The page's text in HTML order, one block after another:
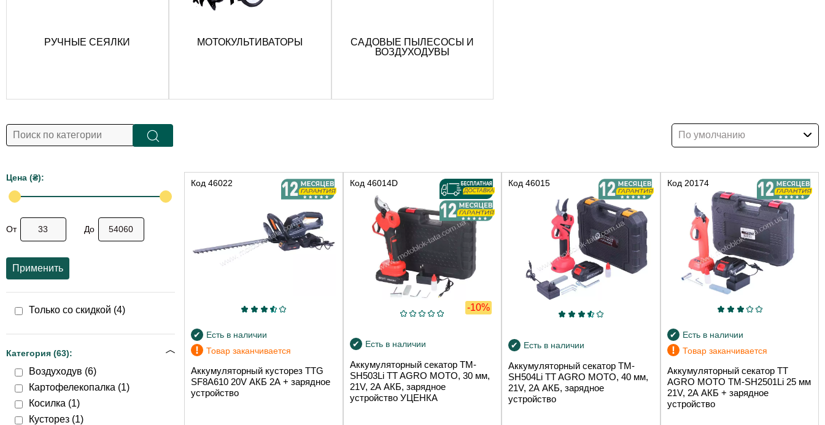
РУЧНЫЕ СЕЯЛКИ МОТОКУЛЬТИВАТОРЫ
САДОВЫЕ ПЫЛЕСОСЫ И
ВОЗДУХОДУВЫ
Цена (₴):
От До
Применить
Только со скидкой (4)
Категория (63):
Воздуходув (6)
Картофелекопалка (1)
Косилка (1)
Кусторез (1)
По умолчанию
Код 46022
Есть в наличии
! Товар заканчивается
Аккумуляторный кусторез TTG
SF8A610 20V АКБ 2А + зарядное
устройство
Код 46014D
-10%
Есть в наличии
Аккумуляторный секатор TM-
SH503Li TT AGRO MOTO, 30 мм,
21V, 2А АКБ, зарядное
устройство УЦЕНКА
Код 46015
Есть в наличии
Аккумуляторный секатор TM-
SH504Li TT AGRO MOTO, 40 мм,
21V, 2А АКБ, зарядное
устройство
Код 20174
Есть в наличии
! Товар заканчивается
Аккумуляторный секатор TT
AGRO MOTO TM-SH2501Li 25 мм
21V, 2А АКБ + зарядное
устройство